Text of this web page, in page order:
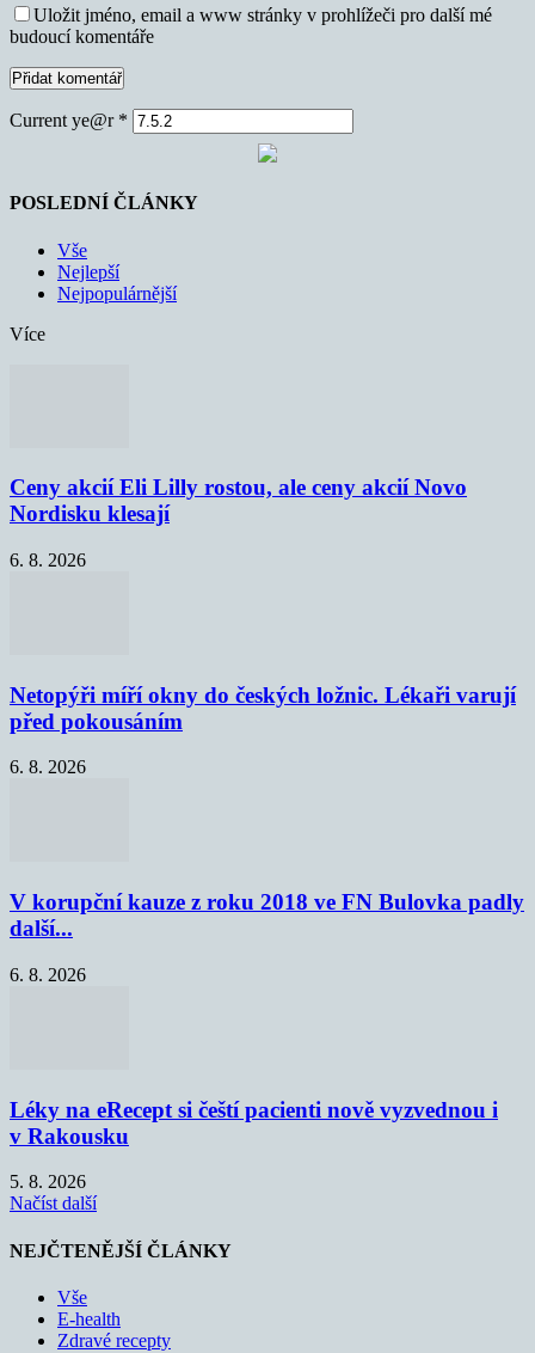
Uložit jméno, email a www stránky v prohlížeči pro další mé
budoucí komentáře
Current ye@r *
POSLEDNÍ ČLÁNKY
Vše
Nejlepší
Nejpopulárnější
Více
Ceny akcií Eli Lilly rostou, ale ceny akcií Novo
Nordisku klesají
6. 8. 2026
Netopýři míří okny do českých ložnic. Lékaři varují
před pokousáním
6. 8. 2026
V korupční kauze z roku 2018 ve FN Bulovka padly
další...
6. 8. 2026
Léky na eRecept si čeští pacienti nově vyzvednou i
v Rakousku
5. 8. 2026
Načíst další
NEJČTENĚJŠÍ ČLÁNKY
Vše
E-health
Zdravé recepty